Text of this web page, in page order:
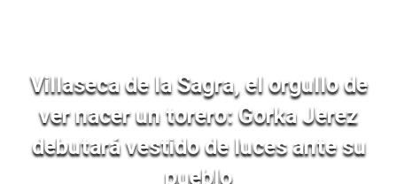
Villaseca de la Sagra, el orgullo de
ver nacer un torero: Gorka Jerez
debutará vestido de luces ante su
pueblo